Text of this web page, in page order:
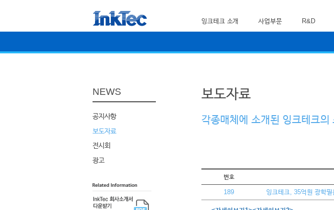
잉크테크 소개 사업부문 R&D
NEWS
공지사항
보도자료
전시회
광고
보도자료
각종매체에 소개된 잉크테크의
번호
189 잉크테크, 35억원 광학필